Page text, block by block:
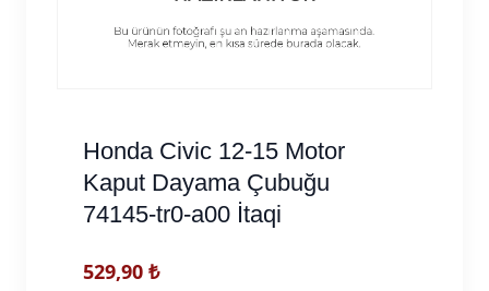
Honda Civic 12-15 Motor
Kaput Dayama Çubuğu
74145-tr0-a00 İtaqi
529,90 ₺